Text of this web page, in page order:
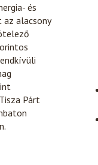
és
alacsony
Párt